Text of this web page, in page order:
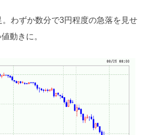
わずか数分で3円程度の急落を見せ
動きに。